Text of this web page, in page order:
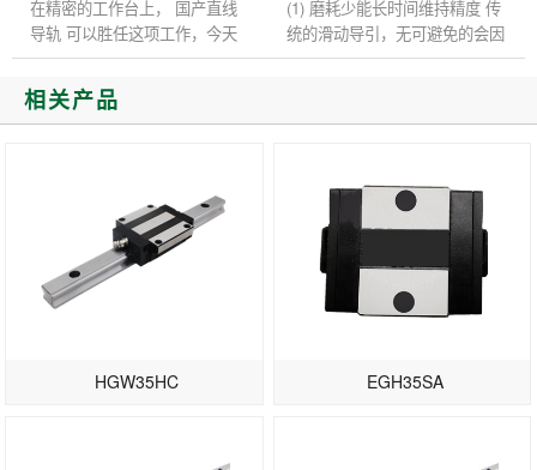
在精密的工作台上， 国产直线
导轨 可以胜任这项工作，今天
我们将讨论国产直线导轨安装座
的性能分析和材料选择。 国产
直线导轨安装表面和定位表面
(1) 磨耗少能长时间维持精度 传
统的滑动导引，无可避免的会因
油膜逆流作用造成平台运动精度
相关产品
HGW35HC EGH35SA